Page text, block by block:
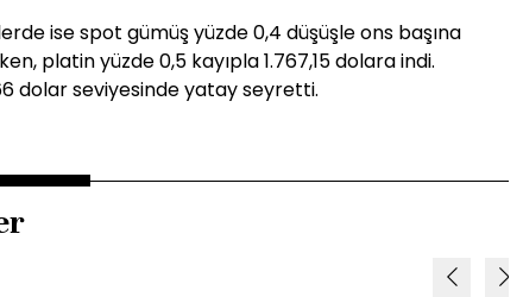
ise spot gümüş yüzde 0,4 düşüşle ons başına
platin yüzde 0,5 kayıpla 1.767,15 dolara indi.
dolar seviyesinde yatay seyretti.